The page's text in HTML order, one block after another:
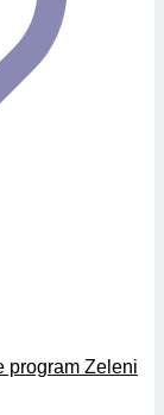
program Zeleni